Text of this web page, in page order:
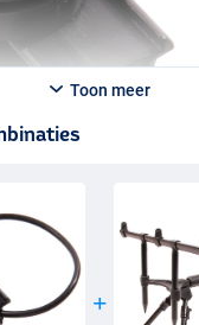
Toon meer